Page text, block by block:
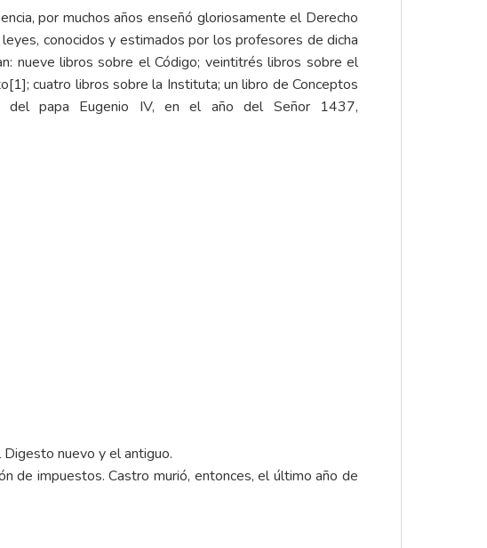
por muchos años enseñó gloriosamente el Derecho
conocidos y estimados por los profesores de dicha
nueve libros sobre el Código; veintitrés libros sobre el
[1]; cuatro libros sobre la Instituta; un libro de Conceptos
del papa Eugenio IV, en el año del Señor 1437,
nuevo y el antiguo.
de impuestos. Castro murió, entonces, el último año de